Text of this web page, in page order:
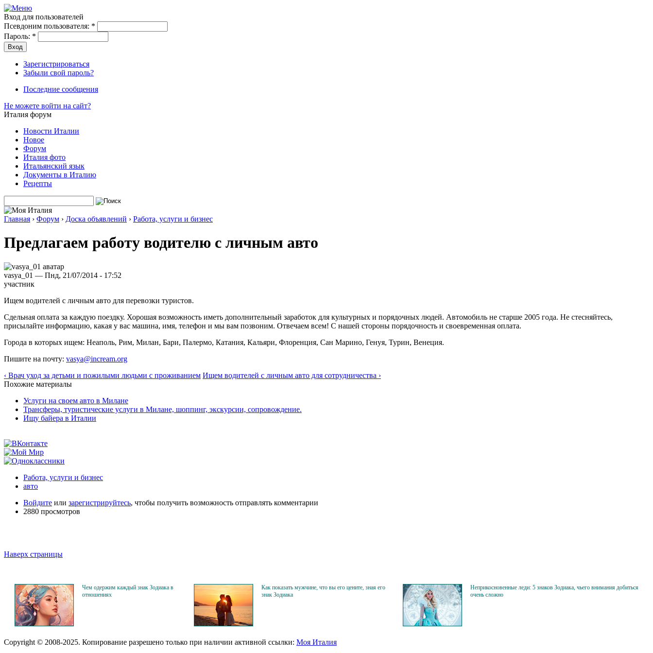
Вход для пользователей
Псевдоним пользователя: *
Пароль: *
Зарегистрироваться
Забыли свой пароль?
Последние сообщения
Не можете войти на сайт?
Италия форум
Новости Италии
Новое
Форум
Италия фото
Итальянский язык
Документы в Италию
Рецепты
Главная › Форум › Доска объявлений › Работа, услуги и бизнес
Предлагаем работу водителю с личным авто
vasya_01 — Пнд, 21/07/2014 - 17:52
участник
Ищем водителей с личным авто для перевозки туристов.
Сдельная оплата за каждую поездку. Хорошая возможность иметь дополнительный заработок для культурных и порядочных людей. Автомобиль не старше 2005 года. Не стесняйтесь,
присылайте информацию, какая у вас машина, имя, телефон и мы вам позвоним. Отвечаем всем! С нашей стороны порядочность и своевременная оплата.
Города в которых ищем: Неаполь, Рим, Милан, Бари, Палермо, Катания, Кальяри, Флоренция, Сан Марино, Генуя, Турин, Венеция.
Пишите на почту: vasya@incream.org
‹ Врач уход за детьми и пожилыми людьми с проживанием Ищем водителей с личным авто для сотрудничества ›
Похожие материалы
Услуги на своем авто в Милане
Трансферы, туристические услуги в Милане, шоппинг, экскурсии, сопровождение.
Ищу байера в Италии
Работа, услуги и бизнес
авто
Войдите или зарегистрируйтесь, чтобы получить возможность отправлять комментарии
2880 просмотров
Наверх страницы
Чем одержим каждый знак Зодиака в
отношениях
Как показать мужчине, что вы его цените, зная его
знак Зодиака
Неприкосновенные леди: 5 знаков Зодиака, чьего внимания добиться
очень сложно
Copyright © 2008-2025. Копирование разрешено только при наличии активной ссылки: Моя Италия